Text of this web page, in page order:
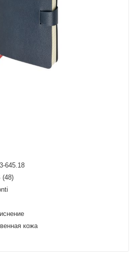
3-645.18
(48)
кожа